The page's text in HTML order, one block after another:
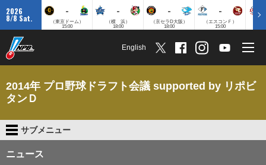
2026
8/8 Sat.
-
（東京ドーム）
15:00
-
（横 浜）
18:00
-
（京セラD大阪）
18:00
-
（エスコンＦ）
15:00
English
2014年 プロ野球ドラフト会議 supported by リポビ
タンＤ
サブメニュー
ニュース